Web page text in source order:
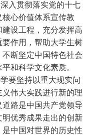
入贯彻落实党的十七
心价值体系宣传教
设工程，充分发挥高
作用，帮助大学生树
断坚定中国特色社会
和科学文化素质。
要坚持以重大现实问
伟大实践进行新的理
路是中国共产党领导
优秀成果走出的创新
中国对世界的历史性